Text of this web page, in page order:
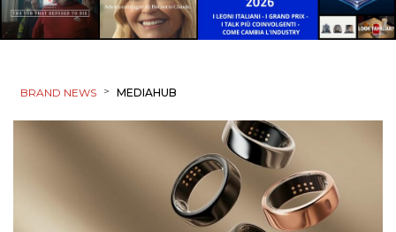
BRAND NEWS > MEDIAHUB